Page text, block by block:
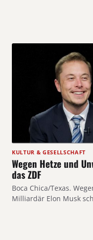
KULTUR & GESELLSCHAFT
Wegen Hetze und
das ZDF
Boca Chica/Texas.
Milliardär Elon Musk